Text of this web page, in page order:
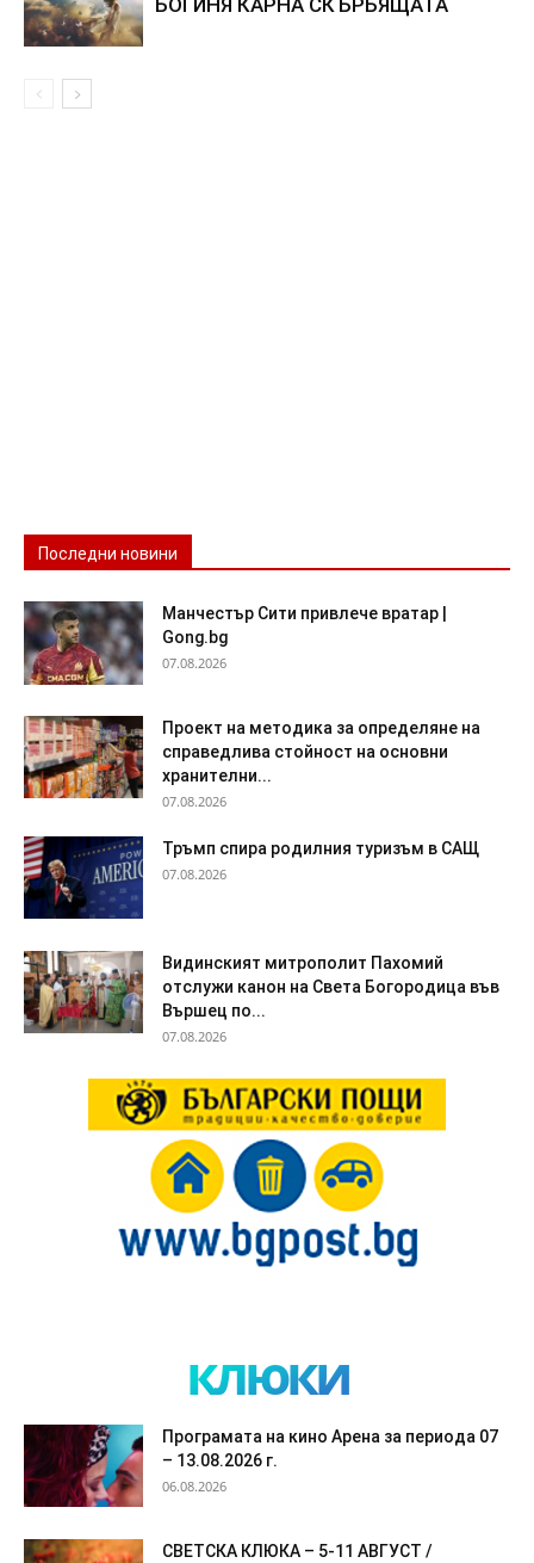
БОГИНЯ КАРНА СКЪРБЯЩАТА
Последни новини
Манчестър Сити привлече вратар |
Gong.bg
07.08.2026
Проект на методика за определяне на
справедлива стойност на основни
хранителни...
07.08.2026
Тръмп спира родилния туризъм в САЩ
07.08.2026
Видинският митрополит Пахомий
отслужи канон на Света Богородица във
Вършец по...
07.08.2026
клюки
Програмата на кино Арена за периода 07
– 13.08.2026 г.
06.08.2026
СВЕТСКА КЛЮКА – 5-11 АВГУСТ /